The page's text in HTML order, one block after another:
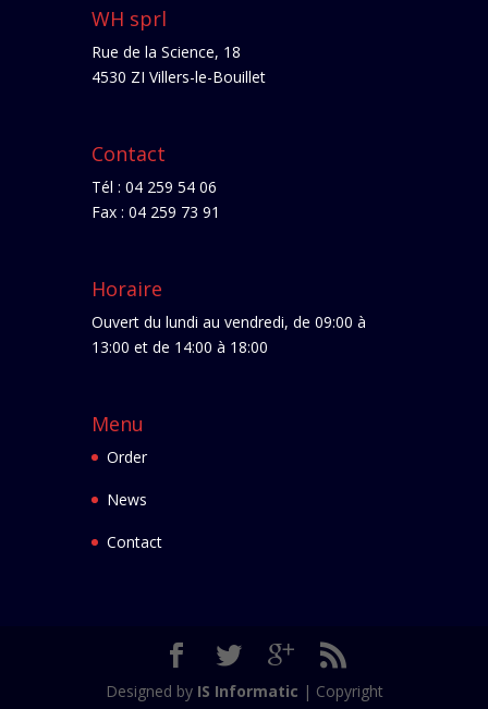
WH sprl
Rue de la Science, 18
4530 ZI Villers-le-Bouillet
Contact
Tél : 04 259 54 06
Fax : 04 259 73 91
Horaire
Ouvert du lundi au vendredi, de 09:00 à
13:00 et de 14:00 à 18:00
Menu
Order
News
Contact
Designed by IS Informatic | Copyright